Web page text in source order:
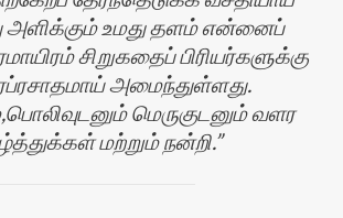
அளிக்கும் உமது தளம் என்னைப்
சிறுகதைப் பிரியர்களுக்கு
அமைந்துள்ளது.
மெருகுடனும் வளர
மற்றும் நன்றி.